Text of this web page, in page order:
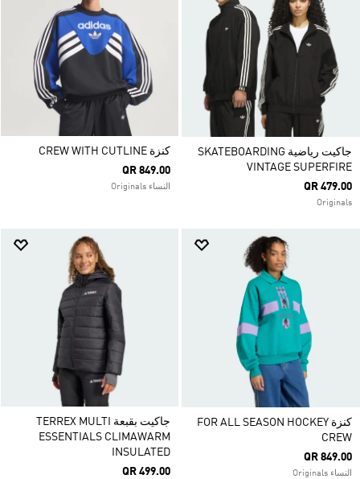
جاكيت رياضية SKATEBOARDING
VINTAGE SUPERFIRE
QR 479.00
Originals
كنزة CREW WITH CUTLINE
QR 849.00
النساء Originals
كنزة FOR ALL SEASON HOCKEY
CREW
QR 849.00
النساء Originals
جاكيت بقبعة TERREX MULTI
ESSENTIALS CLIMAWARM
INSULATED
QR 499.00